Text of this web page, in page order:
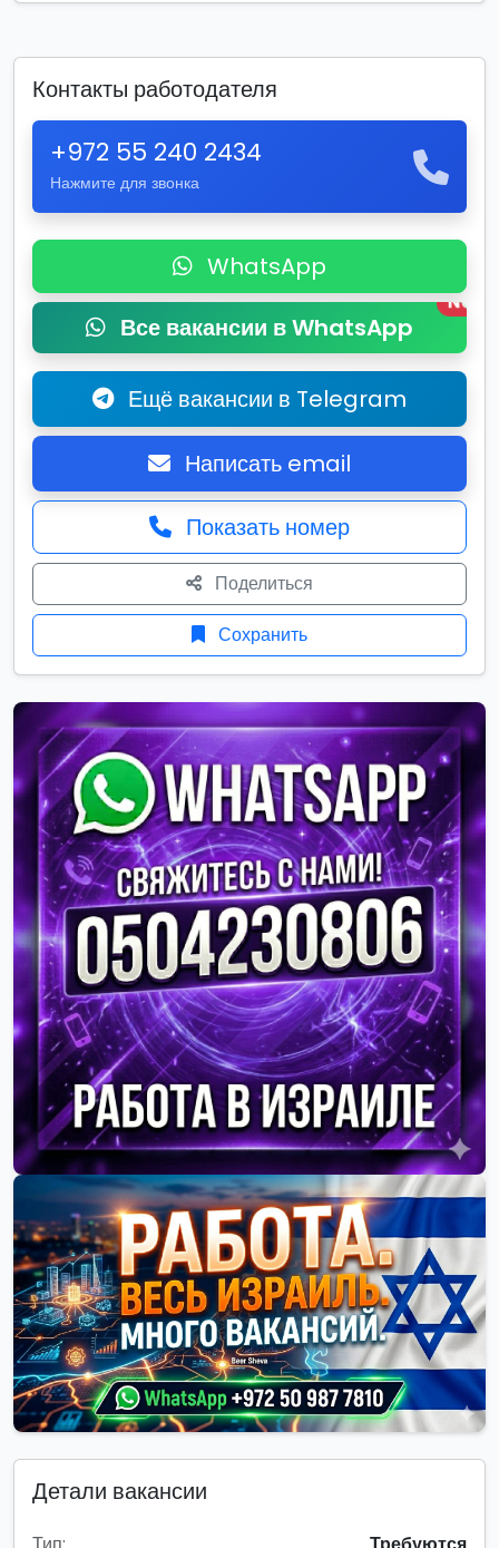
Контакты работодателя
+972 55 240 2434
Нажмите для звонка
WhatsApp
Все вакансии в WhatsApp
New
Ещё вакансии в Telegram
Написать email
Показать номер
Поделиться
Сохранить
Детали вакансии